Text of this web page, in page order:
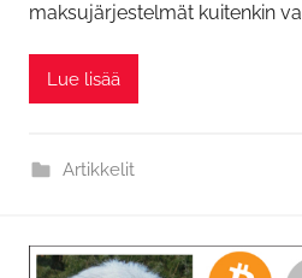
maksujärjestelmät kuitenkin
Lue lisää
Artikkelit